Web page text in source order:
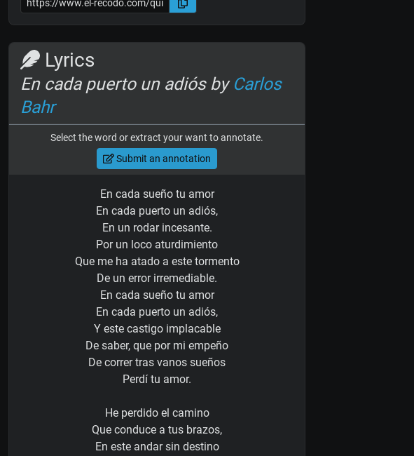
Lyrics
En cada puerto un adiós by Carlos
Bahr
Select the word or extract your want to annotate.
Submit an annotation
En cada sueño tu amor
En cada puerto un adiós,
En un rodar incesante.
Por un loco aturdimiento
Que me ha atado a este tormento
De un error irremediable.
En cada sueño tu amor
En cada puerto un adiós,
Y este castigo implacable
De saber, que por mi empeño
De correr tras vanos sueños
Perdí tu amor.
He perdido el camino
Que conduce a tus brazos,
En este andar sin destino